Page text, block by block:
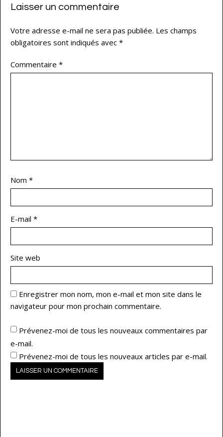
Laisser un commentaire
Votre adresse e-mail ne sera pas publiée. Les champs
obligatoires sont indiqués avec *
Commentaire *
Nom *
E-mail *
Site web
Enregistrer mon nom, mon e-mail et mon site dans le
navigateur pour mon prochain commentaire.
Prévenez-moi de tous les nouveaux commentaires par
e-mail.
Prévenez-moi de tous les nouveaux articles par e-mail.